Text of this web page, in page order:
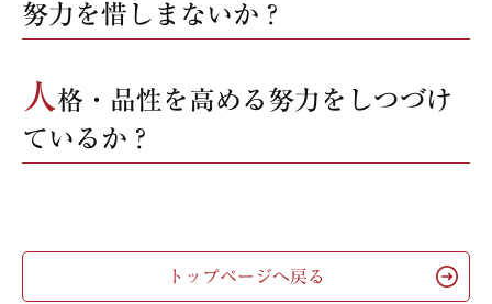
努力を惜しまないか？
人 格・品性を高める努力をしつづけ
ているか？
トップページへ戻る